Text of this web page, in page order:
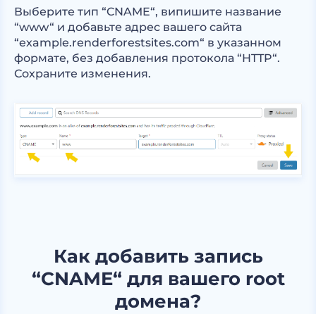
Выберите тип “CNAME“, випишите название
“www“ и добавьте адрес вашего сайта
“example.renderforestsites.com“ в указанном
формате, без добавления протокола “HTTP“.
Сохраните изменения.
Как добавить запись
“CNAME“ для вашего root
домена?